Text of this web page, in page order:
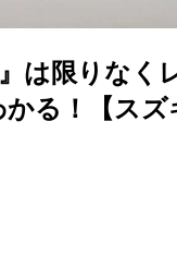
は限りなく
る！【ス